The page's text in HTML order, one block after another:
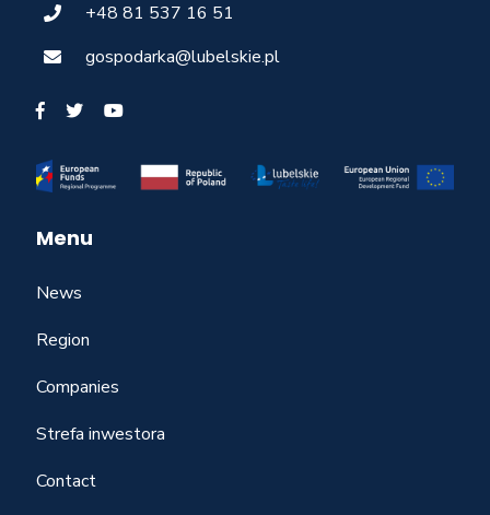
+48 81 537 16 51
gospodarka@lubelskie.pl
Menu
News
Region
Companies
Strefa inwestora
Contact